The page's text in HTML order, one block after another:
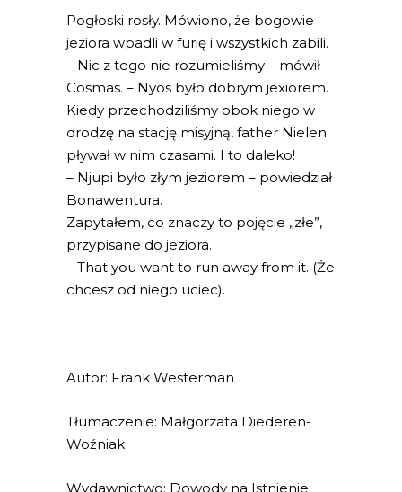
Pogłoski rosły. Mówiono, że bogowie
jeziora wpadli w furię i wszystkich zabili.
– Nic z tego nie rozumieliśmy – mówił
Cosmas. – Nyos było dobrym jexiorem.
Kiedy przechodziliśmy obok niego w
drodzę na stację misyjną, father Nielen
pływał w nim czasami. I to daleko!
– Njupi było złym jeziorem – powiedział
Bonawentura.
Zapytałem, co znaczy to pojęcie „złe”,
przypisane do jeziora.
– That you want to run away from it. (Że
chcesz od niego uciec).
Autor: Frank Westerman
Tłumaczenie: Małgorzata Diederen-
Woźniak
Wydawnictwo: Dowody na Istnienie